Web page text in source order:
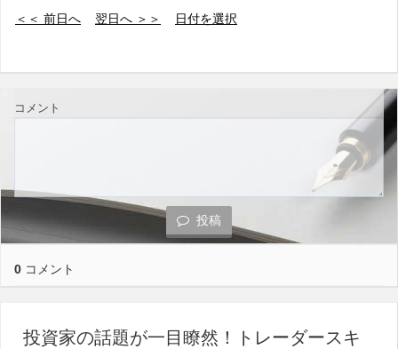
＜＜ 前日へ 翌日へ ＞＞ 日付を選択
コメント
投稿
0 コメント
投資家の話題が一目瞭然！トレーダースキ